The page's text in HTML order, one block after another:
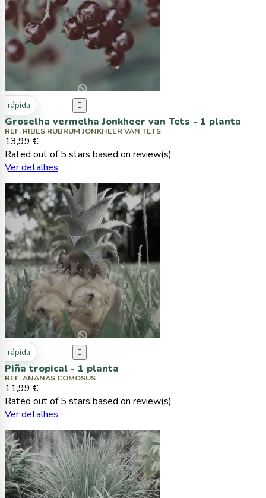
rápida 
Groselha vermelha Jonkheer van Tets - 1 planta
REF. RIBES RUBRUM JONKHEER VAN TETS
13,99 €
Rated out of 5 stars based on review(s)
Ver detalhes
rápida 
Piña tropical - 1 planta
REF. ANANAS COMOSUS
11,99 €
Rated out of 5 stars based on review(s)
Ver detalhes